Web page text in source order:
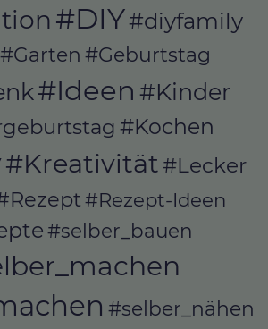
#DIY#diyfamily
#Garten #Geburtstag
#Ideen #Kinder
#Kochen
#Kreativität#Lecker
#Rezept-Ideen
#selber_bauen
#selber_nähen